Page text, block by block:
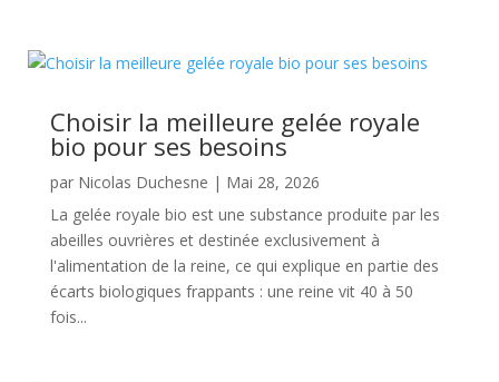
Choisir la meilleure gelée royale
bio pour ses besoins
par Nicolas Duchesne | Mai 28, 2026
La gelée royale bio est une substance produite par les
abeilles ouvrières et destinée exclusivement à
l'alimentation de la reine, ce qui explique en partie des
écarts biologiques frappants : une reine vit 40 à 50
fois...